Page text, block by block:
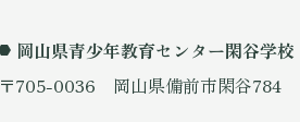
岡山県青少年教育センター閑谷学校
〒705-0036 岡山県備前市閑谷784